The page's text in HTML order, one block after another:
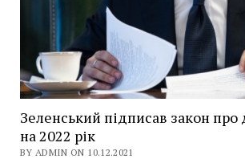
Зеленський підписав закон
на 2022 рік
BY ADMIN ON 10.12.2021